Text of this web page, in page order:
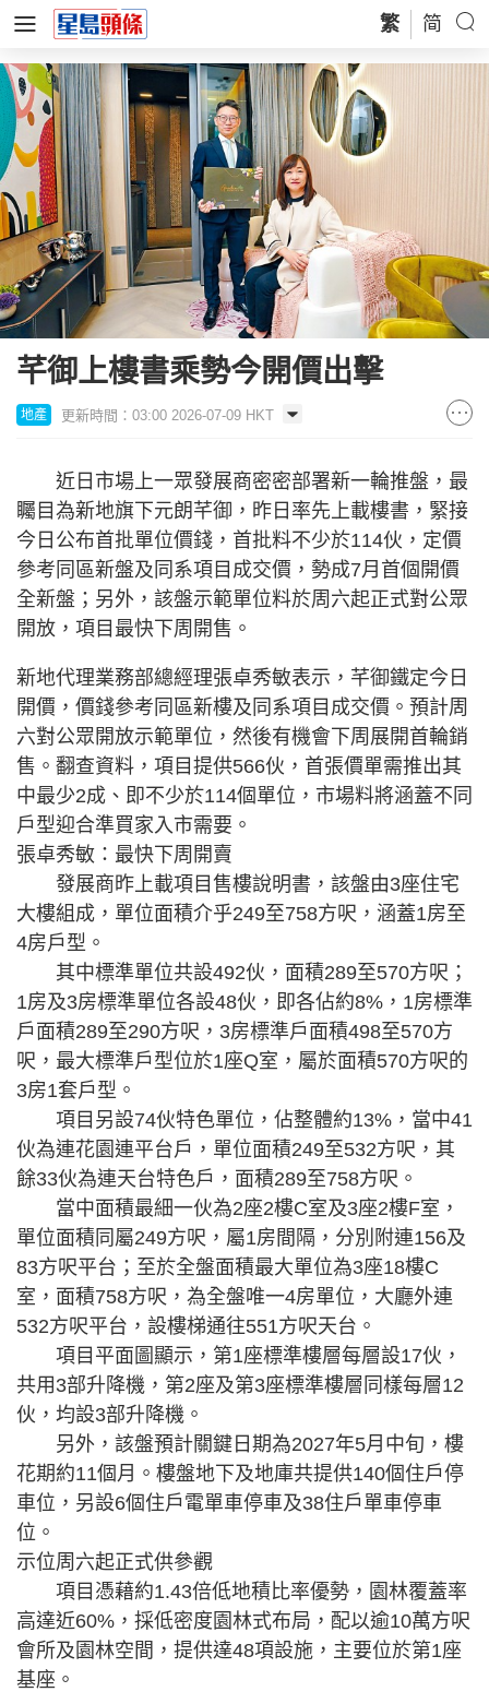
繁 简
芊御上樓書乘勢今開價出擊
地產 更新時間：03:00 2026-07-09 HKT
近日市場上一眾發展商密密部署新一輪推盤，最
矚目為新地旗下元朗芊御，昨日率先上載樓書，緊接
今日公布首批單位價錢，首批料不少於114伙，定價
參考同區新盤及同系項目成交價，勢成7月首個開價
全新盤；另外，該盤示範單位料於周六起正式對公眾
開放，項目最快下周開售。
新地代理業務部總經理張卓秀敏表示，芊御鐵定今日
開價，價錢參考同區新樓及同系項目成交價。預計周
六對公眾開放示範單位，然後有機會下周展開首輪銷
售。翻查資料，項目提供566伙，首張價單需推出其
中最少2成、即不少於114個單位，市場料將涵蓋不同
戶型迎合準買家入市需要。
張卓秀敏：最快下周開賣
發展商昨上載項目售樓說明書，該盤由3座住宅
大樓組成，單位面積介乎249至758方呎，涵蓋1房至
4房戶型。
其中標準單位共設492伙，面積289至570方呎；
1房及3房標準單位各設48伙，即各佔約8%，1房標準
戶面積289至290方呎，3房標準戶面積498至570方
呎，最大標準戶型位於1座Q室，屬於面積570方呎的
3房1套戶型。
項目另設74伙特色單位，佔整體約13%，當中41
伙為連花園連平台戶，單位面積249至532方呎，其
餘33伙為連天台特色戶，面積289至758方呎。
當中面積最細一伙為2座2樓C室及3座2樓F室，
單位面積同屬249方呎，屬1房間隔，分別附連156及
83方呎平台；至於全盤面積最大單位為3座18樓C
室，面積758方呎，為全盤唯一4房單位，大廳外連
532方呎平台，設樓梯通往551方呎天台。
項目平面圖顯示，第1座標準樓層每層設17伙，
共用3部升降機，第2座及第3座標準樓層同樣每層12
伙，均設3部升降機。
另外，該盤預計關鍵日期為2027年5月中旬，樓
花期約11個月。樓盤地下及地庫共提供140個住戶停
車位，另設6個住戶電單車停車及38住戶單車停車
位。
示位周六起正式供參觀
項目憑藉約1.43倍低地積比率優勢，園林覆蓋率
高達近60%，採低密度園林式布局，配以逾10萬方呎
會所及園林空間，提供達48項設施，主要位於第1座
基座。